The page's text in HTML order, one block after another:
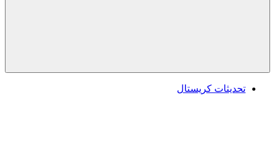
تحديثات كريستال